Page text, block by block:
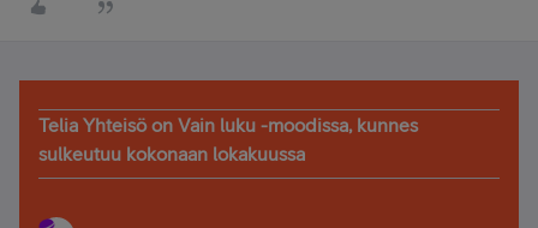
Telia Yhteisö on Vain luku -moodissa, kunnes
sulkeutuu kokonaan lokakuussa